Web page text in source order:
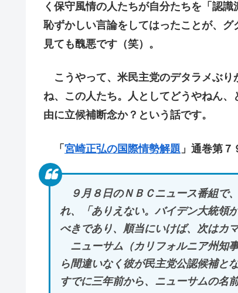
く保守風情の人たちが自分たちを「認
恥ずかしい言論をしてはったことが、
見ても醜悪です（笑）。
こうやって、米民主党のデタラメぶり
ね、この人たち。人としてどうやねん
由に立候補断念か？という話です。
「 宮崎正弘の国際情勢解題 」通巻第７
９月８日のＮＢＣニュース番組で
れ、「ありえない。バイデン大統領
べきであり、順当にいけば、次はカ
ニューサム（カリフォルニア州知
ら間違いなく彼が民主党公認候補と
すでに三年前から、ニューサムの名